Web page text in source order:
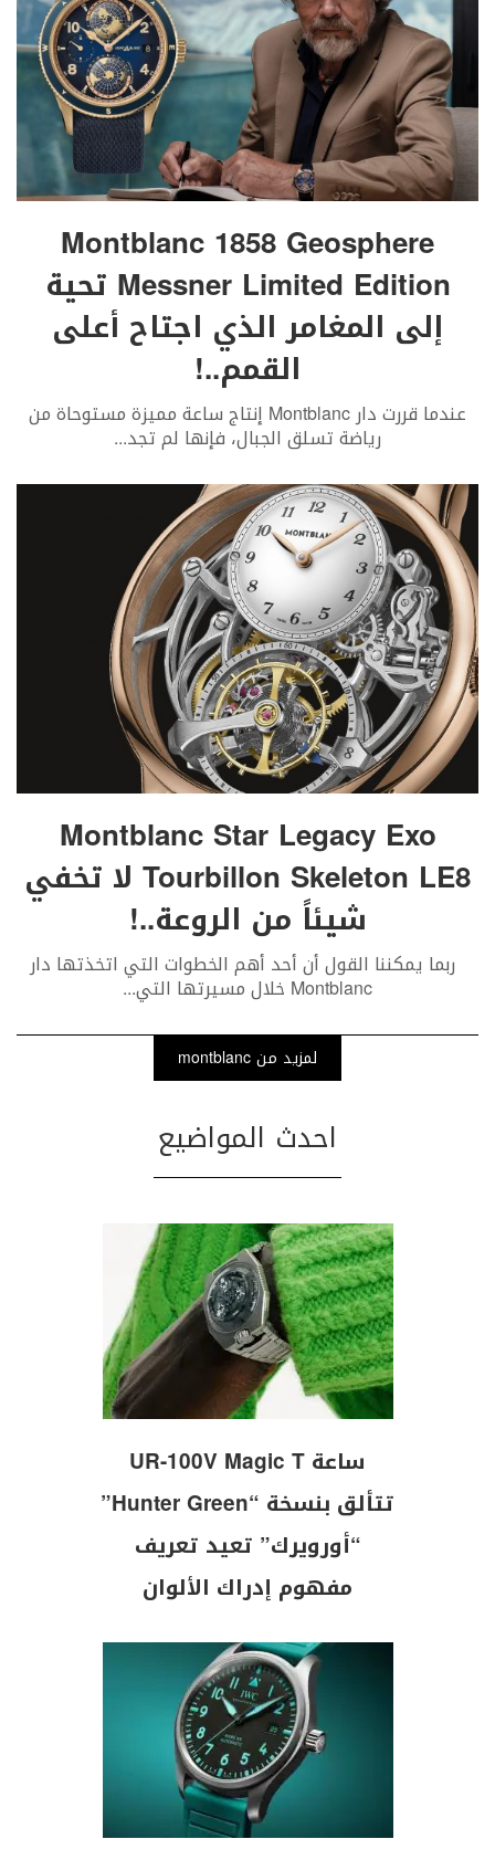
Montblanc 1858 Geosphere
Messner Limited Edition تحية
إلى المغامر الذي اجتاح أعلى
القمم..!
عندما قررت دار Montblanc إنتاج ساعة مميزة مستوحاة من
رياضة تسلق الجبال، فإنها لم تجد...
Montblanc Star Legacy Exo
Tourbillon Skeleton LE8 لا تخفي
شيئاً من الروعة..!
ربما يمكننا القول أن أحد أهم الخطوات التي اتخذتها دار
Montblanc خلال مسيرتها التي ...
لمزيد من montblanc
احدث المواضيع
ساعة UR-100V Magic T
تتألق بنسخة “Hunter Green”
“أورويرك” تعيد تعريف
مفهوم إدراك الألوان